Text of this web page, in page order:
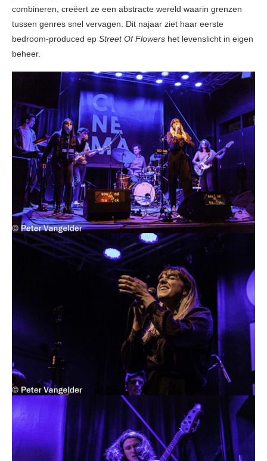
combineren, creëert ze een abstracte wereld waarin grenzen
tussen genres snel vervagen. Dit najaar ziet haar eerste
bedroom-produced ep Street Of Flowers het levenslicht in eigen
beheer.